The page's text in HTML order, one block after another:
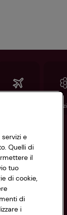
e
Quelli di
il
tuo
di cookie,
di
i